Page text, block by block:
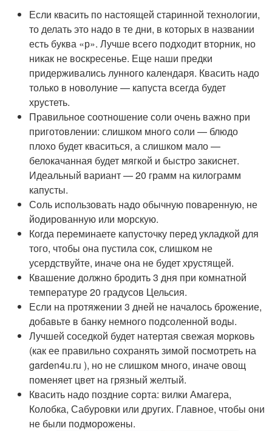
Если квасить по настоящей старинной технологии,
то делать это надо в те дни, в которых в названии
есть буква «р». Лучше всего подходит вторник, но
никак не воскресенье. Еще наши предки
придерживались лунного календаря. Квасить надо
только в новолуние — капуста всегда будет
хрустеть.
Правильное соотношение соли очень важно при
приготовлении: слишком много соли — блюдо
плохо будет кваситься, а слишком мало —
белокачанная будет мягкой и быстро закиснет.
Идеальный вариант — 20 грамм на килограмм
капусты.
Соль использовать надо обычную поваренную, не
йодированную или морскую.
Когда переминаете капусточку перед укладкой для
того, чтобы она пустила сок, слишком не
усердствуйте, иначе она не будет хрустящей.
Квашение должно бродить 3 дня при комнатной
температуре 20 градусов Цельсия.
Если на протяжении 3 дней не началось брожение,
добавьте в банку немного подсоленной воды.
Лучшей соседкой будет натертая свежая морковь
(как ее правильно сохранять зимой посмотреть на
garden4u.ru ), но не слишком много, иначе овощ
поменяет цвет на грязный желтый.
Квасить надо поздние сорта: вилки Амагера,
Колобка, Сабуровки или других. Главное, чтобы они
не были подморожены.